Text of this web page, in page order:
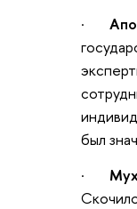
·
был
·